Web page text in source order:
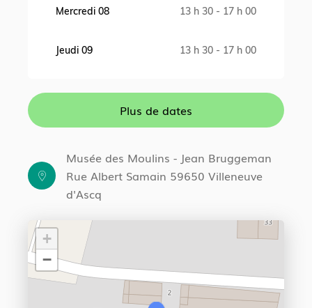
Mercredi 08 13 h 30 - 17 h 00
Jeudi 09 13 h 30 - 17 h 00
Lundi 13 13 h 30 - 17 h 00
14 h 30 - 17 h 30
Jeudi 16
Vendredi 17 13 h 30 - 17 h 00
Plus de dates
Musée des Moulins - Jean Bruggeman
Rue Albert Samain 59650 Villeneuve
d'Ascq
+
−